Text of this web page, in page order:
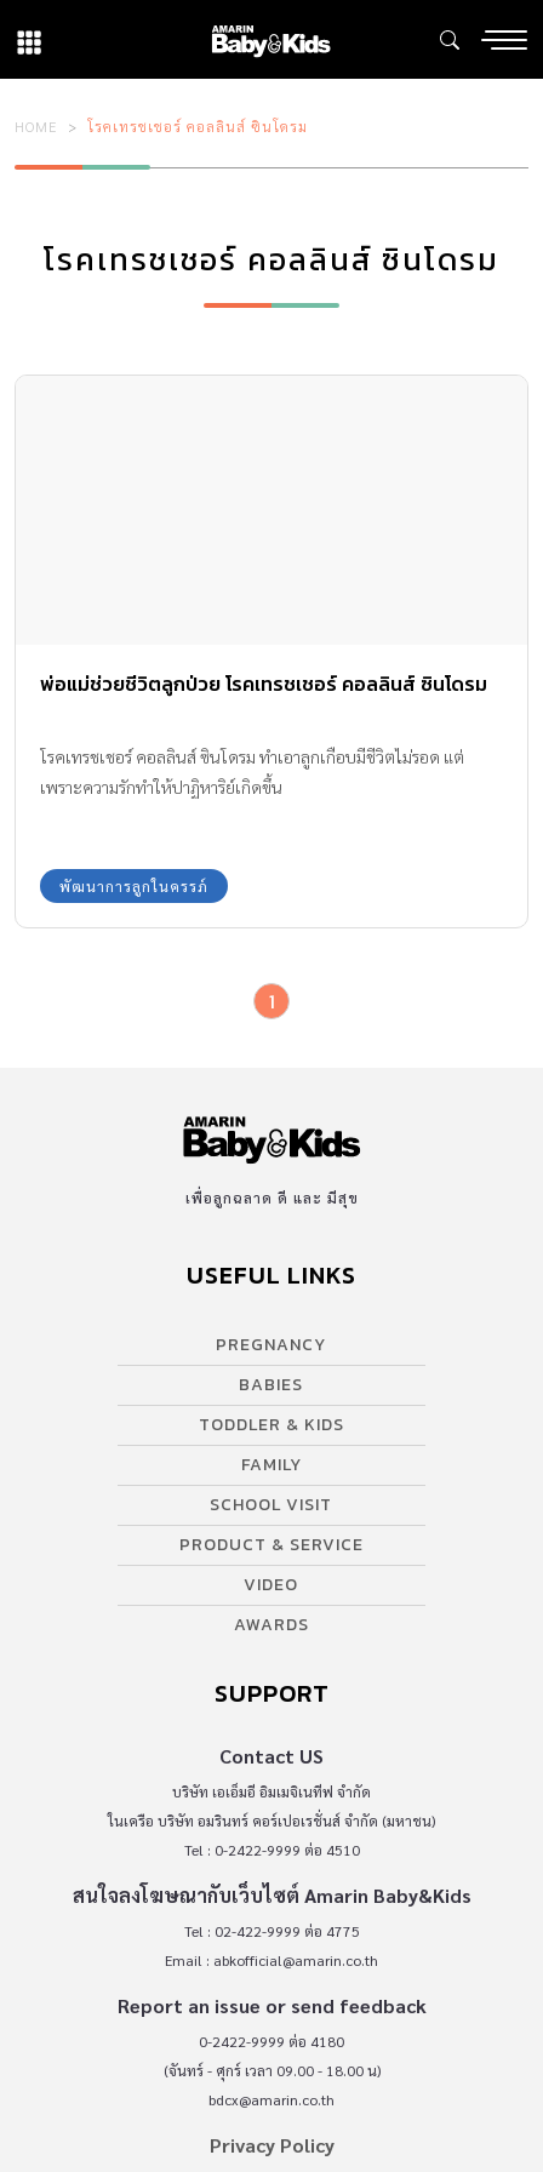
HOME โรคเทรชเชอร์ คอลลินส์ ซินโดรม
โรคเทรชเชอร์ คอลลินส์ ซินโดรม
พ่อแม่ช่วยชีวิตลูกป่วย โรคเทรชเชอร์ คอลลินส์ ซินโดรม
โรคเทรชเชอร์ คอลลินส์ ซินโดรม ทำเอาลูกเกือบมีชีวิตไม่รอด แต่
เพราะความรักทำให้ปาฏิหาริย์เกิดขึ้น
พัฒนาการลูกในครรภ์
1
เพื่อลูกฉลาด ดี และ มีสุข
USEFUL LINKS
PREGNANCY
BABIES
TODDLER & KIDS
FAMILY
SCHOOL VISIT
PRODUCT & SERVICE
VIDEO
AWARDS
SUPPORT
Contact US
บริษัท เอเอ็มอี อิมเมจิเนทีฟ จำกัด
ในเครือ บริษัท อมรินทร์ คอร์เปอเรชั่นส์ จำกัด (มหาชน)
Tel : 0-2422-9999 ต่อ 4510
สนใจลงโฆษณากับเว็บไซต์ Amarin Baby&Kids
Tel : 02-422-9999 ต่อ 4775
Email : abkofficial@amarin.co.th
Report an issue or send feedback
0-2422-9999 ต่อ 4180
(จันทร์ - ศุกร์ เวลา 09.00 - 18.00 น)
bdcx@amarin.co.th
Privacy Policy